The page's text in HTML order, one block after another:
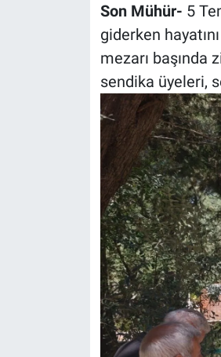
Son Mühür- 5
giderken
mezarı başında
sendika üyeleri,